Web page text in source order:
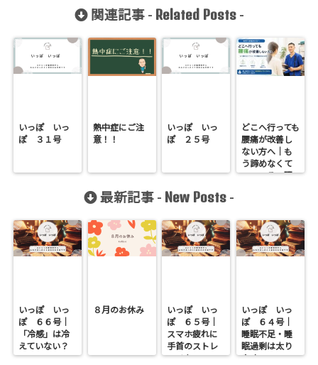
関連記事 - Related Posts-
いっぽ いっ
ぽ ３１号
熱中症にご注
意！！
いっぽ いっ
ぽ ２５号
どこへ行っても
腰痛が改善し
ない方へ｜も
う諦めなくて
いい、その理
最新記事 - New Posts -
いっぽ いっ
ぽ ６６号｜
「冷感」は冷
えていない？
８月のお休み
いっぽ いっ
ぽ ６５号｜
スマホ疲れに
手首のストレ
ッチを
いっぽ いっ
ぽ ６４号｜
睡眠不足・睡
眠過剰は太り
やすい